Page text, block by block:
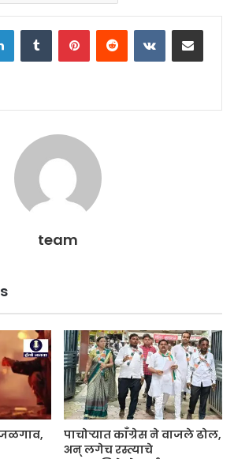
LinkedInTumblr PinterestReddit VKontakteShare via Email
team
पाचोऱ्यात काँग्रेस ने वाजले ढोल,
अन् लगेच रस्त्याचे